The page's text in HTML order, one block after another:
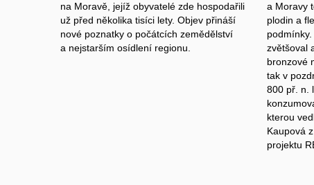
na Moravě, jejíž obyvatelé zde hospodařili
už před několika tisíci lety. Objev přináší
nové poznatky o počátcích zemědělství
a nejstarším osídlení regionu.
a Moravy
plodin a
zvětšoval
bronzové
tak v
800 př. n.
kterou
Kaupová
projektu